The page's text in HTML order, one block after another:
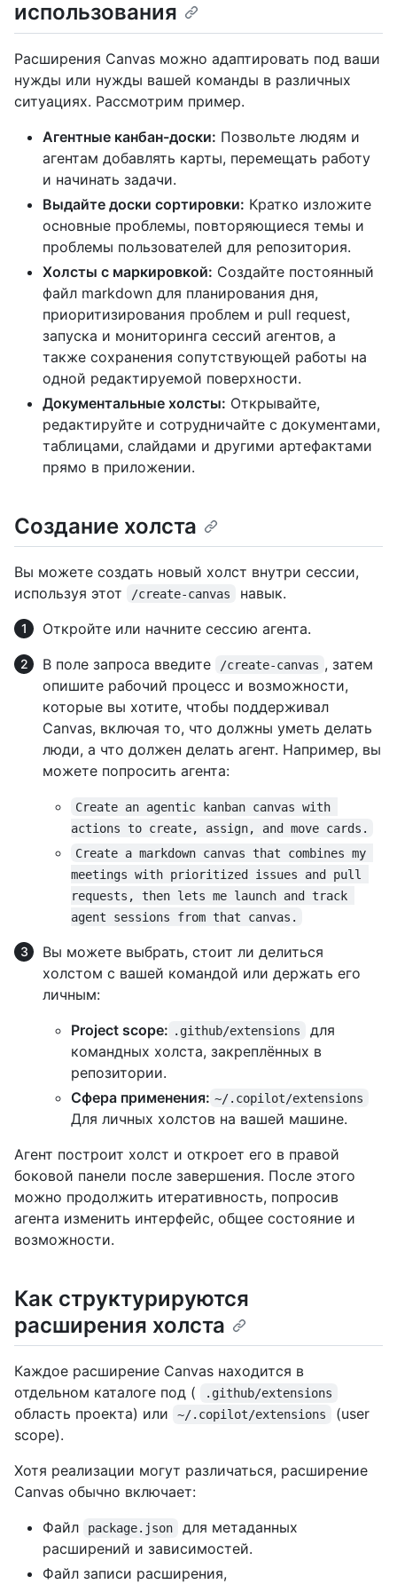
использования
Расширения Canvas можно адаптировать под ваши
нужды или нужды вашей команды в различных
ситуациях. Рассмотрим пример.
Агентные канбан-доски: Позвольте людям и
агентам добавлять карты, перемещать работу
и начинать задачи.
Выдайте доски сортировки: Кратко изложите
основные проблемы, повторяющиеся темы и
проблемы пользователей для репозитория.
Холсты с маркировкой: Создайте постоянный
файл markdown для планирования дня,
приоритизирования проблем и pull request,
запуска и мониторинга сессий агентов, а
также сохранения сопутствующей работы на
одной редактируемой поверхности.
Документальные холсты: Открывайте,
редактируйте и сотрудничайте с документами,
таблицами, слайдами и другими артефактами
прямо в приложении.
Создание холста
Вы можете создать новый холст внутри сессии,
используя этот
/create-canvas
навык.
Откройте или начните сессию агента.
В поле запроса введите
/create-canvas , затем
опишите рабочий процесс и возможности,
которые вы хотите, чтобы поддерживал
Canvas, включая то, что должны уметь делать
люди, а что должен делать агент. Например, вы
можете попросить агента:
Create an agentic kanban canvas with
actions to create, assign, and move cards.
Create a markdown canvas that combines my
meetings with prioritized issues and pull
requests, then lets me launch and track
agent sessions from that canvas.
Вы можете выбрать, стоит ли делиться
холстом с вашей командой или держать его
личным:
Project scope: .github/extensions
для
командных холста, закреплённых в
репозитории.
Сфера применения: ~/.copilot/extensions
Для личных холстов на вашей машине.
Агент построит холст и откроет его в правой
боковой панели после завершения. После этого
можно продолжить итеративность, попросив
агента изменить интерфейс, общее состояние и
возможности.
Как структурируются
расширения холста
Каждое расширение Canvas находится в
отдельном каталоге под (
.github/extensions
область проекта) или ~/.copilot/extensions
(user
scope).
Хотя реализации могут различаться, расширение
Canvas обычно включает:
Файл
package.json
для метаданных
расширений и зависимостей.
Файл записи расширения,